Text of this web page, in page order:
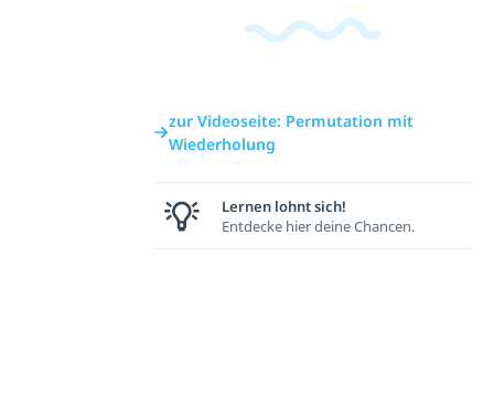
zur Videoseite: Permutation mit
Wiederholung
Lernen lohnt sich!
Entdecke hier deine Chancen.